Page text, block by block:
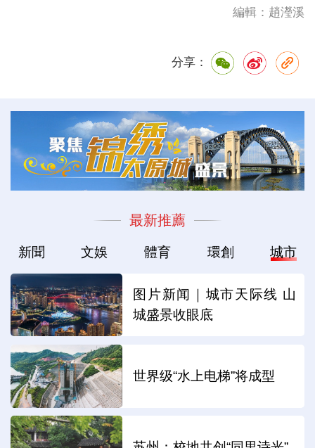
編輯：趙瀅溪
分享：
最新推薦
新聞 文娛 體育 環創 城市
图片新闻｜城市天际线 山
城盛景收眼底
世界级“水上电梯”将成型